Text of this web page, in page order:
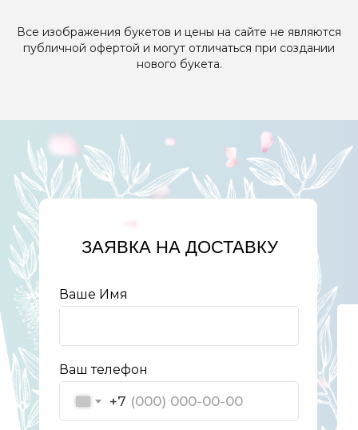
Все изображения букетов и цены на сайте не являются
публичной офертой и могут отличаться при создании
нового букета.
Ваше Имя
Ваш телефон
+7
ЗАЯВКА НА ДОСТАВКУ